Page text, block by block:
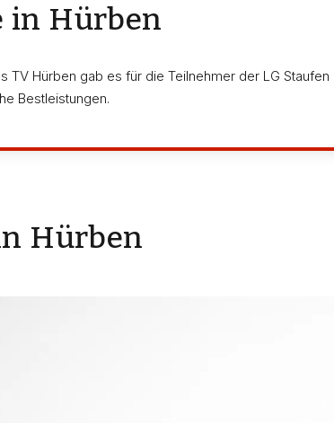
in Hürben
TV Hürben gab es für die Teilnehmer der LG
Bestleistungen.
Hürben